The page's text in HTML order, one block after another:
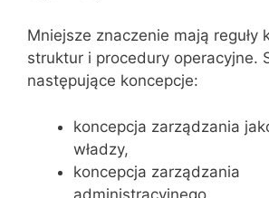
Mniejsze znaczenie mają reguły
struktur i procedury operacyjne.
następujące koncepcje:
koncepcja zarządzania
władzy,
koncepcja zarządzania
administracyjnego,